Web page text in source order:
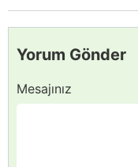
Yorum Gönder
Mesajınız